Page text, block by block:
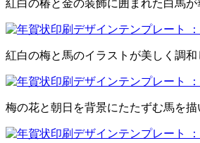
紅白の椿と金の装飾に囲まれた白馬
紅白の梅と馬のイラストが美しく調
梅の花と朝日を背景にたたずむ馬を